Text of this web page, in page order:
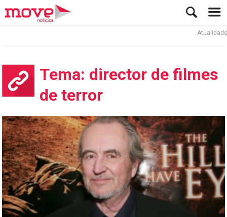
Atualidade
Tema: director de filmes
de terror